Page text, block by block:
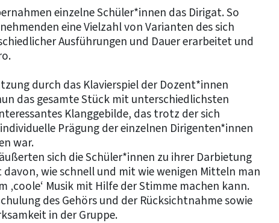
einzelne Schüler*innen das Dirigat. So
eine Vielzahl von Varianten des sich
Ausführungen und Dauer erarbeitet und
durch das Klavierspiel der Dozent*innen
das gesamte Stück mit unterschiedlichsten
Klanggebilde, das trotz der sich
Prägung der einzelnen Dirigenten*innen
war.
sich die Schüler*innen zu ihrer Darbietung
wie schnell und mit wie wenigen Mitteln man
‚coole‘ Musik mit Hilfe der Stimme machen kann.
des Gehörs und der Rücksichtnahme sowie
in der Gruppe.